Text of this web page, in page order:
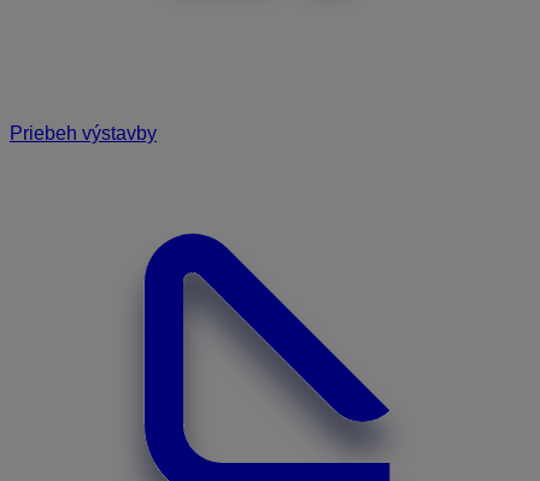
Priebeh výstavby